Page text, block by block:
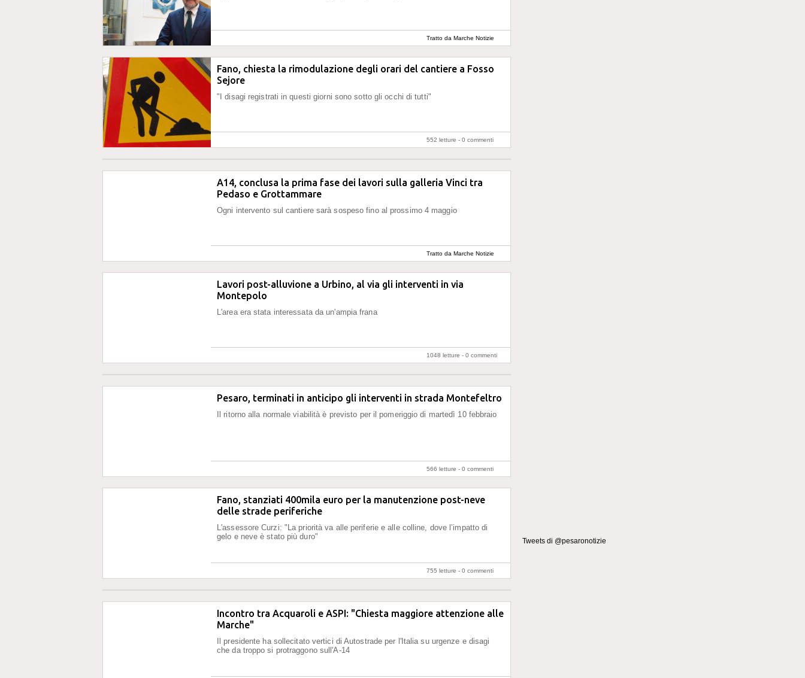
Tratto da Marche Notizie
Fano, chiesta la rimodulazione degli orari del cantiere a Fosso
Sejore
"I disagi registrati in questi giorni sono sotto gli occhi di tutti"
552 letture - 0 commenti
A14, conclusa la prima fase dei lavori sulla galleria Vinci tra
Pedaso e Grottammare
Ogni intervento sul cantiere sarà sospeso fino al prossimo 4 maggio
Tratto da Marche Notizie
Lavori post-alluvione a Urbino, al via gli interventi in via
Montepolo
L'area era stata interessata da un'ampia frana
1048 letture - 0 commenti
Pesaro, terminati in anticipo gli interventi in strada Montefeltro
Il ritorno alla normale viabilità è previsto per il pomeriggio di martedì 10 febbraio
566 letture - 0 commenti
Fano, stanziati 400mila euro per la manutenzione post-neve
delle strade periferiche
L'assessore Curzi: "La priorità va alle periferie e alle colline, dove l’impatto di
gelo e neve è stato più duro"
755 letture - 0 commenti
Incontro tra Acquaroli e ASPI: "Chiesta maggiore attenzione alle
Marche"
Il presidente ha sollecitato vertici di Autostrade per l'Italia su urgenze e disagi
che da troppo si protraggono sull'A-14
Tweets di @pesaronotizie